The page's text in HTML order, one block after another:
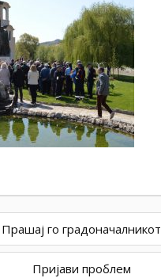
Прашај го градоначалникот
Пријави проблем